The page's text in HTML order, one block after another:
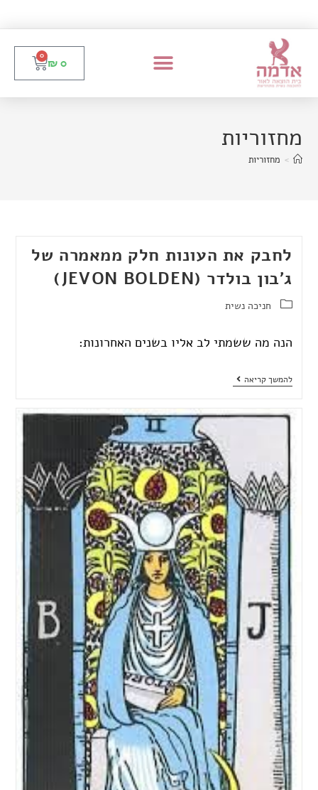
₪ 0
0
מחזוריות
> מחזוריות
לחבק את העונות חלק ממאמרה של
ג'בון בולדר (JEVON BOLDEN)
חניכה נשית
הנה מה ששמתי לב אליו בשנים האחרונות:
להמשך קריאה